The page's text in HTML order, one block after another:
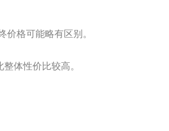
格可能略有区别。
体性价比较高。